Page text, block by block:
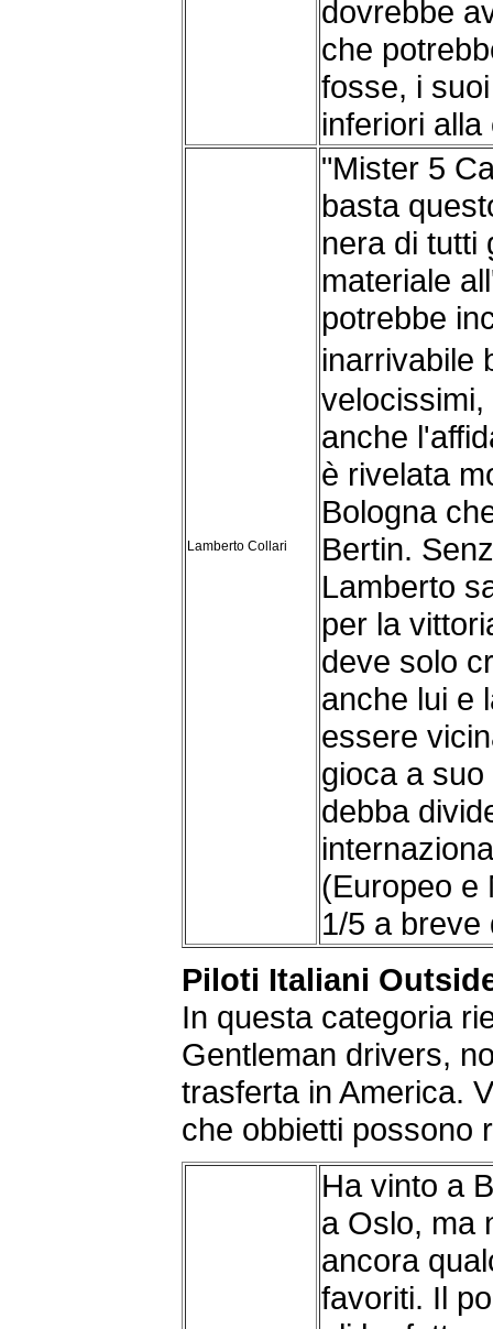
dovrebbe
che
fosse, i
inferiori
Lamberto Collari
"Mister 5
basta
nera di tutti
materiale
potrebbe
inarrivabile
anche
è rivelata
Bologna
Bertin.
Lamberto
per la
deve solo
anche lui e
essere
gioca a
debba
(Europeo e
1/5 a breve
Piloti Italiani
In questa categoria
Gentleman drivers,
trasferta in America.
che obbietti possono
Ha vinto a
a Oslo, ma
ancora
favoriti. Il